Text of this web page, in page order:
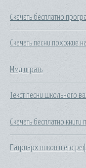
Скачать бесплатно
Скачать песни похожие
Ммд играть
Текст песни школьного
Скачать бесплатно книги
Патриарх никон и его